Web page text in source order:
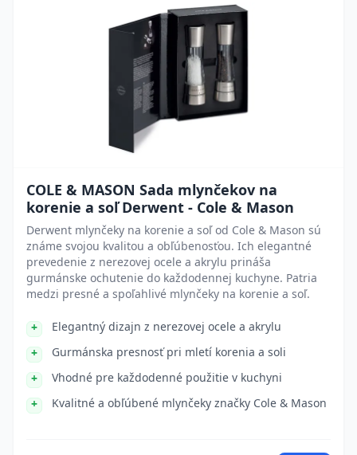
COLE & MASON Sada mlynčekov na
korenie a soľ Derwent - Cole & Mason
Derwent mlynčeky na korenie a soľ od Cole & Mason sú
známe svojou kvalitou a obľúbenosťou. Ich elegantné
prevedenie z nerezovej ocele a akrylu prináša
gurmánske ochutenie do každodennej kuchyne. Patria
medzi presné a spoľahlivé mlynčeky na korenie a soľ.
Elegantný dizajn z nerezovej ocele a akrylu
Gurmánska presnosť pri mletí korenia a soli
Vhodné pre každodenné použitie v kuchyni
Kvalitné a obľúbené mlynčeky značky Cole & Mason